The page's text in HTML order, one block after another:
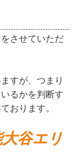
させていただ
すが、つまり
るかを判断す
おります。
谷エリ